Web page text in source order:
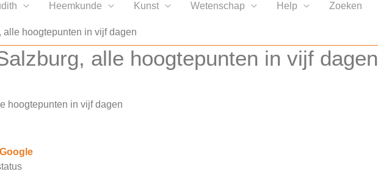
Heemkunde Kunst Wetenschap Help Zoeken
alle hoogtepunten in vijf dagen
alle hoogtepunten in vijf dagen
hoogtepunten in vijf dagen